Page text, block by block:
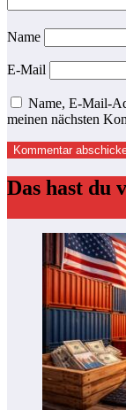
Name
E-Mail
Name, E-Mail-
meinen nächsten
Das hast du